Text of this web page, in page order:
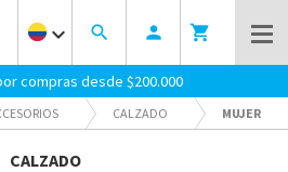
keyboard_arrow_down search person shopping_cart
compras desde $200.000
CALZADO MUJER
CALZADO